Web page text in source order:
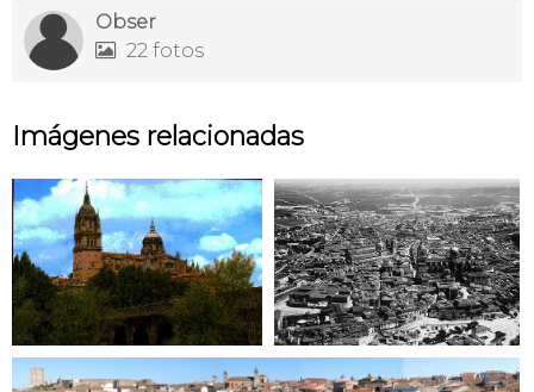
Obser
 22 fotos
Imágenes relacionadas